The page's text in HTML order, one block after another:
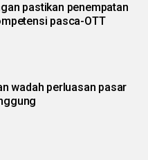
pastikan penempatan
pasca-OTT
wadah perluasan pasar